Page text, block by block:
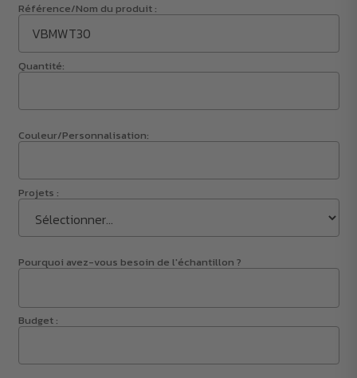
Référence/Nom du produit :
Quantité:
Couleur/Personnalisation:
Projets :
Pourquoi avez-vous besoin de l'échantillon ?
Budget :